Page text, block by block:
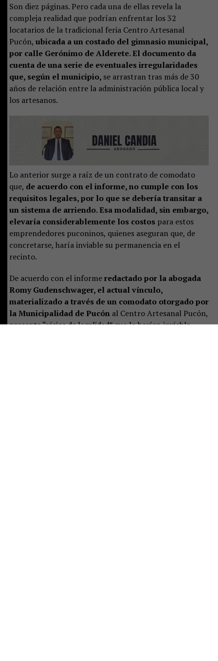
Son diez páginas. Pero cada una de ellas revela la
compleja realidad que podrían enfrentar los 32
locatarios de la tradicional feria Centro Artesanal
Pucón, ubicada a un costado del gimnasio municipal,
por calle Gerónimo de Alderete. El documento da
cuenta de una serie de eventuales irregularidades
que, según el municipio, se arrastran tras más de 30
años de relación entre la administración pública local y
los artesanos.
Lo anterior surge a raíz de un contrato de comodato
que, de acuerdo con el informe, no cumple con los
requisitos legales, por lo que se debería transitar a
un sistema de arriendo. Esa modalidad, sin embargo,
elevaría considerablemente los costospara estos
emprendedores puconinos, quienes aseguran que, de
concretarse, haría inviable su permanencia en el
recinto.
De acuerdo con el informeredactado por la abogada
Romy Gudenschwager, el actual vínculo,
materializado a través de un comodato otorgado por
la Municipalidad de Pucónal Centro Artesanal Pucón,
presenta “vicios de legalidad” que lo harían inviable.